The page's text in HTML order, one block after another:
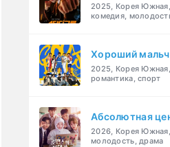
2025, Корея
комедия,
Хороший
2025, Корея
романтика, спорт
Абсолютная
2026, Корея
молодость, драма